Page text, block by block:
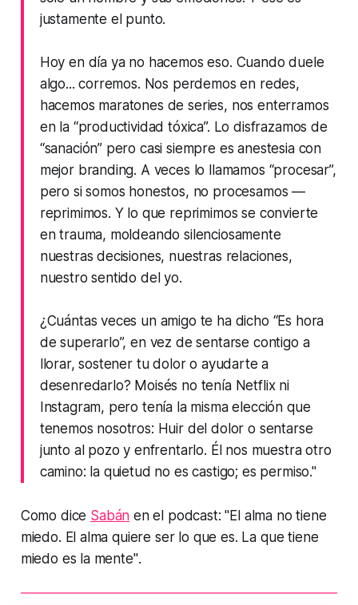
justamente el punto.
Hoy en día ya no hacemos eso. Cuando duele
algo... corremos. Nos perdemos en redes,
hacemos maratones de series, nos enterramos
en la “productividad tóxica”. Lo disfrazamos de
“sanación” pero casi siempre es anestesia con
mejor branding. A veces lo llamamos “procesar”,
pero si somos honestos, no procesamos —
reprimimos. Y lo que reprimimos se convierte
en trauma, moldeando silenciosamente
nuestras decisiones, nuestras relaciones,
nuestro sentido del yo.
¿Cuántas veces un amigo te ha dicho “Es hora
de superarlo”, en vez de sentarse contigo a
llorar, sostener tu dolor o ayudarte a
desenredarlo? Moisés no tenía Netflix ni
Instagram, pero tenía la misma elección que
tenemos nosotros: Huir del dolor o sentarse
junto al pozo y enfrentarlo. Él nos muestra otro
camino: la quietud no es castigo; es permiso."
Como dice Sabán en el podcast:"El alma no tiene
miedo. El alma quiere ser lo que es. La que tiene
miedo es la mente".